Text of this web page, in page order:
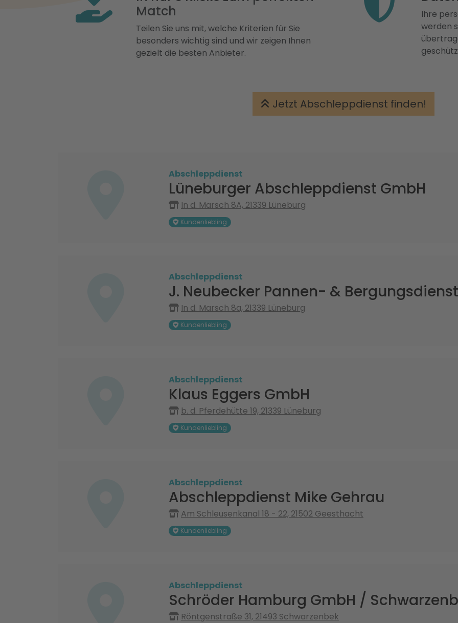
Match
Teilen Sie uns mit, welche Kriterien für Sie
besonders wichtig sind und wir zeigen Ihnen
gezielt die besten Anbieter.
Ihre
werden
Jetzt Abschleppdienst finden!
Abschleppdienst
Lüneburger Abschleppdienst GmbH
In d. Marsch 8A, 21339 Lüneburg
Kundenliebling
Abschleppdienst
J. Neubecker Pannen- & Bergungsdienst
In d. Marsch 8a, 21339 Lüneburg
Kundenliebling
Abschleppdienst
Klaus Eggers GmbH
b. d. Pferdehütte 19, 21339 Lüneburg
Kundenliebling
Abschleppdienst
Abschleppdienst Mike Gehrau
Am Schleusenkanal 18 - 22, 21502 Geesthacht
Kundenliebling
Abschleppdienst
Schröder Hamburg GmbH /
Röntgenstraße 31, 21493 Schwarzenbek